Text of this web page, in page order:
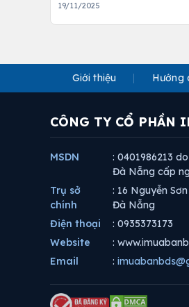
19/11/2025
Giới thiệu Hướng
CÔNG TY CỔ PHẦN
MSDN
: 0401986213
Đà Nẵng cấp
Trụ sở
chính
: 16 Nguyễn
Đà Nẵng
Điện thoại
: 0935373173
Website
:
Email
: